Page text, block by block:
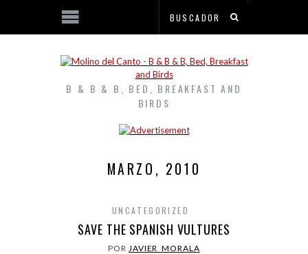
B & B & B, BED, BREAKFAST AND
BIRDS
MARZO, 2010
UNCATEGORIZED
SAVE THE SPANISH VULTURES
POR JAVIER_MORALA